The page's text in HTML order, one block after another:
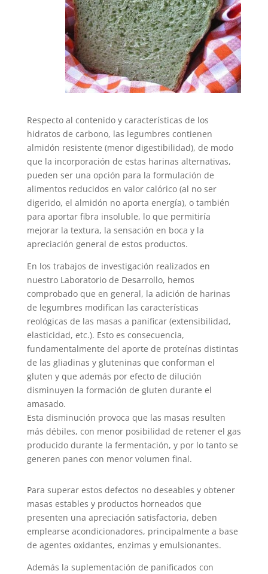
Respecto al contenido y características de los
hidratos de carbono, las legumbres contienen
almidón resistente (menor digestibilidad), de modo
que la incorporación de estas harinas alternativas,
pueden ser una opción para la formulación de
alimentos reducidos en valor calórico (al no ser
digerido, el almidón no aporta energía), o también
para aportar fibra insoluble, lo que permitiría
mejorar la textura, la sensación en boca y la
apreciación general de estos productos.
En los trabajos de investigación realizados en
nuestro Laboratorio de Desarrollo, hemos
comprobado que en general, la adición de harinas
de legumbres modifican las características
reológicas de las masas a panificar (extensibilidad,
elasticidad, etc.). Esto es consecuencia,
fundamentalmente del aporte de proteínas distintas
de las gliadinas y gluteninas que conforman el
gluten y que además por efecto de dilución
disminuyen la formación de gluten durante el
amasado.
Esta disminución provoca que las masas resulten
más débiles, con menor posibilidad de retener el gas
producido durante la fermentación, y por lo tanto se
generen panes con menor volumen final.
Para superar estos defectos no deseables y obtener
masas estables y productos horneados que
presenten una apreciación satisfactoria, deben
emplearse acondicionadores, principalmente a base
de agentes oxidantes, enzimas y emulsionantes.
Además la suplementación de panificados con